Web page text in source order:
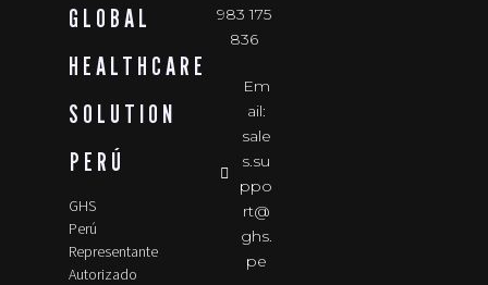
GLOBAL
HEALTHCARE
SOLUTION
PERÚ
GHS
Perú
Representante
Autorizado
983 175
836
Em
ail:
sale
s.su
ppo
rt@
ghs.
pe